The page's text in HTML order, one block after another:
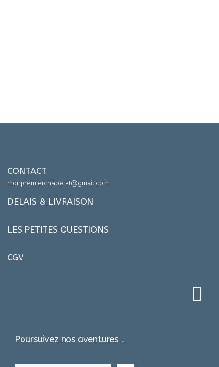
CONTACT
monpremierchapelet@gmail.com
DELAIS & LIVRAISON
LES PETITES QUESTIONS
CGV
Poursuivez nos aventures ↓